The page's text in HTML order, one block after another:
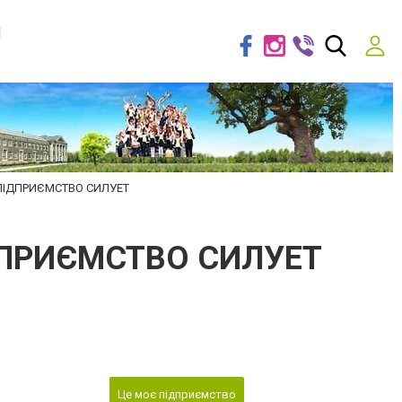
СИЛУЕТ
СИЛУЕТ
Це моє підприємство